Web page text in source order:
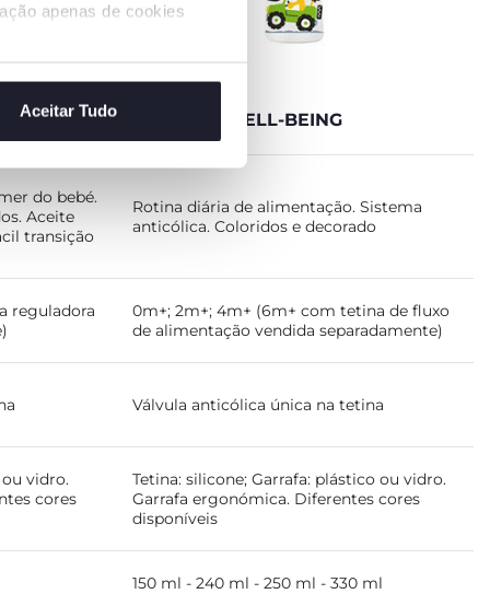
apenas de cookies
Aceitar Tudo BIBERÃO WELL-BEING
do bebé.
Aceite
transição
Rotina diária de alimentação. Sistema
anticólica. Coloridos e decorado
reguladora
0m+; 2m+; 4m+ (6m+ com tetina de fluxo
de alimentação vendida separadamente)
Válvula anticólica única na tetina
vidro.
cores
Tetina: silicone; Garrafa: plástico ou vidro.
Garrafa ergonómica. Diferentes cores
disponíveis
150 ml - 240 ml - 250 ml - 330 ml